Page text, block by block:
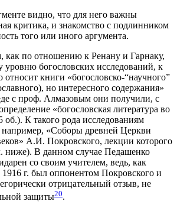
видно, что для него важны
критика, и знакомство с подлинником
того или иного аргумента.
как по отношению к Ренану и Гарнаку,
уровню богословских исследований, к
книги «богословско-“научного”
но интересного содержания»
с проф. Алмазовым они получили, с
«богословская литература во
об.). К такого рода исследованиям
«Соборы древней Церкви
А.И. Покровского, лекции которого
ниже). В данном случае Педашенко
со своим учителем, ведь, как
г. был оппонентом Покровского и
отрицательный отзыв, не
защиты20.